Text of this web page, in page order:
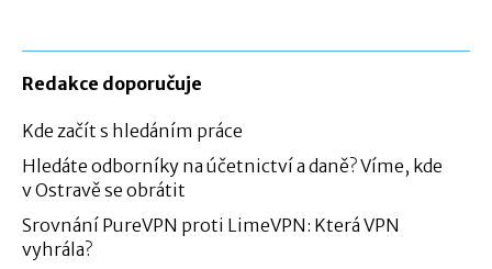
Redakce doporučuje
Kde začít s hledáním práce
Hledáte odborníky na účetnictví a daně? Víme, kde
v Ostravě se obrátit
Srovnání PureVPN proti LimeVPN: Která VPN
vyhrála?